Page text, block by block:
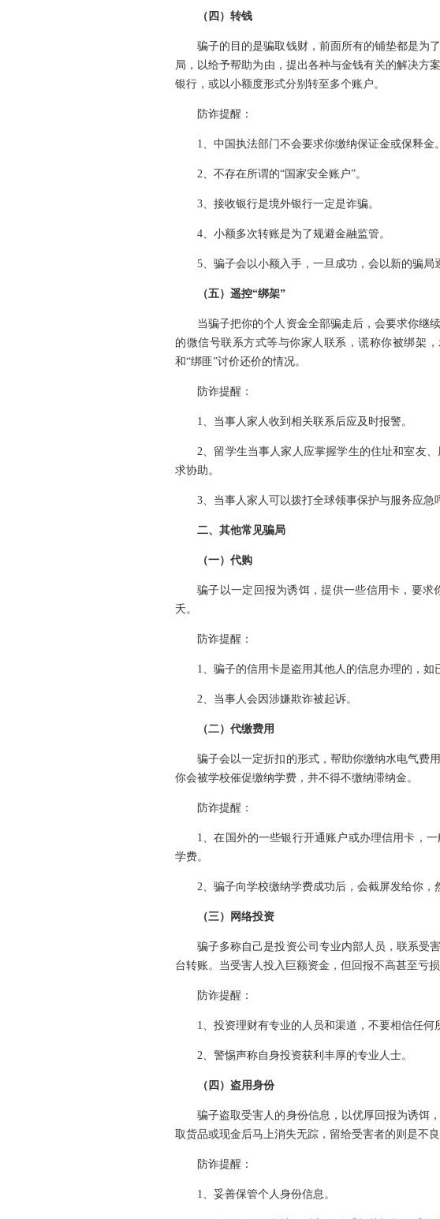
（四）转钱
骗子的目的是骗取钱财，前面所有的铺垫都是为
局，以给予帮助为由，提出各种与金钱有关的解决方
银行，或以小额度形式分别转至多个账户。
防诈提醒：
1、中国执法部门不会要求你缴纳保证金或保释金。
2、不存在所谓的“国家安全账户”。
3、接收银行是境外银行一定是诈骗。
4、小额多次转账是为了规避金融监管。
5、骗子会以小额入手，一旦成功，会以新的骗局
（五）遥控“绑架”
当骗子把你的个人资金全部骗走后，会要求你继
的微信号联系方式等与你家人联系，谎称你被绑架
和“绑匪”讨价还价的情况。
防诈提醒：
1、当事人家人收到相关联系后应及时报警。
2、留学生当事人家人应掌握学生的住址和室友
求协助。
3、当事人家人可以拨打全球领事保护与服务应急
二、其他常见骗局
（一）代购
骗子以一定回报为诱饵，提供一些信用卡，要
夭。
防诈提醒：
1、骗子的信用卡是盗用其他人的信息办理的，如
2、当事人会因涉嫌欺诈被起诉。
（二）代缴费用
骗子会以一定折扣的形式，帮助你缴纳水电气费
你会被学校催促缴纳学费，并不得不缴纳滞纳金。
防诈提醒：
1、在国外的一些银行开通账户或办理信用卡，
学费。
2、骗子向学校缴纳学费成功后，会截屏发给你，
（三）网络投资
骗子多称自己是投资公司专业内部人员，联系受
台转账。当受害人投入巨额资金，但回报不高甚至亏
防诈提醒：
1、投资理财有专业的人员和渠道，不要相信任何
2、警惕声称自身投资获利丰厚的专业人士。
（四）盗用身份
骗子盗取受害人的身份信息，以优厚回报为诱饵
取货品或现金后马上消失无踪，留给受害者的则是不
防诈提醒：
1、妥善保管个人身份信息。